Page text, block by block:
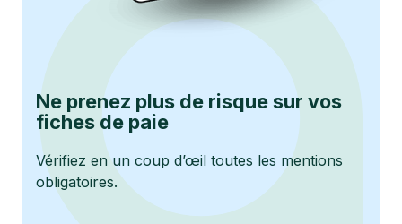
Ne prenez plus de risque sur vos
fiches de paie
Vérifiez en un coup d’œil toutes les mentions
obligatoires.